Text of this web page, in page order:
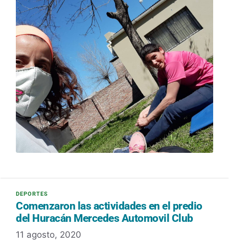
Comenzaron las actividades en el predio
del Huracán Mercedes Automovil Club
11 agosto, 2020